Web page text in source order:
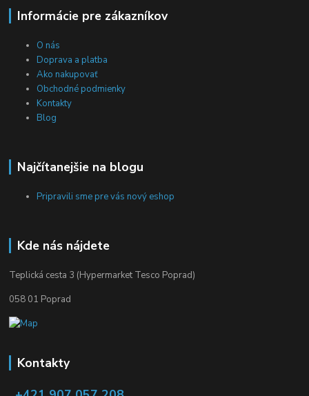
Informácie pre zákazníkov
O nás
Doprava a platba
Ako nakupovať
Obchodné podmienky
Kontakty
Blog
Najčítanejšie na blogu
Pripravili sme pre vás nový eshop
Kde nás nájdete
Teplická cesta 3 (Hypermarket Tesco Poprad)
058 01 Poprad
Kontakty